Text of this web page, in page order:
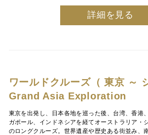
詳細を見る
ワールドクルーズ（ 東京 ～
Grand Asia Exploration
東京を出発し、日本各地を巡った後、台湾、香港
ガポール、インドネシアを経てオーストラリア・
のロングクルーズ。世界遺産や歴史ある街並み、